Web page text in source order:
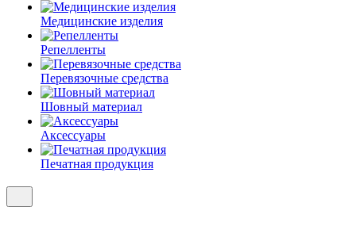
Медицинские изделия
Репелленты
Перевязочные средства
Шовный материал
Аксессуары
Печатная продукция